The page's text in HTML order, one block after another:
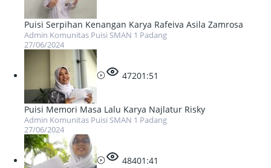
Puisi Serpihan Kenangan Karya Rafeiva Asila Zamrosa
Admin Komunitas Puisi SMAN 1 Padang
27/06/2024
47201:51
Puisi Memori Masa Lalu Karya Najlatur Risky
Admin Komunitas Puisi SMAN 1 Padang
27/06/2024
48401:41